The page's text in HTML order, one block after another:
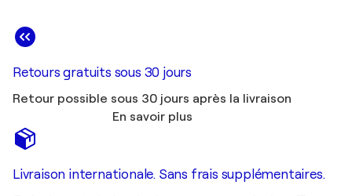
Retours gratuits sous 30 jours
Retour possible sous 30 jours après la livraison
En savoir plus
Livraison internationale. Sans frais supplémentaires.